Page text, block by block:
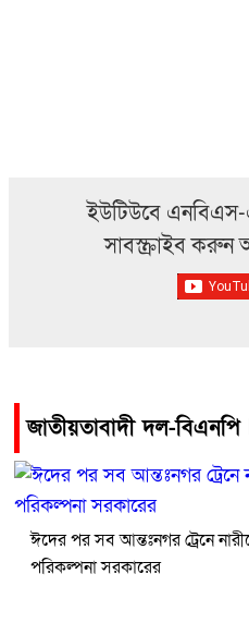
ইউটিউবে
সাবস্ক্রাইব করুন
জাতীয়তাবাদী দল-
ঈদের পর সব আন্তঃনগর ট্রেনে
পরিকল্পনা সরকারের